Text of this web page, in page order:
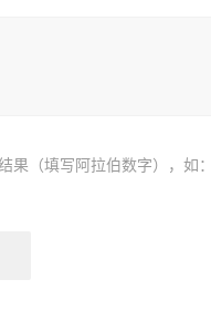
果（填写阿拉伯数字），如